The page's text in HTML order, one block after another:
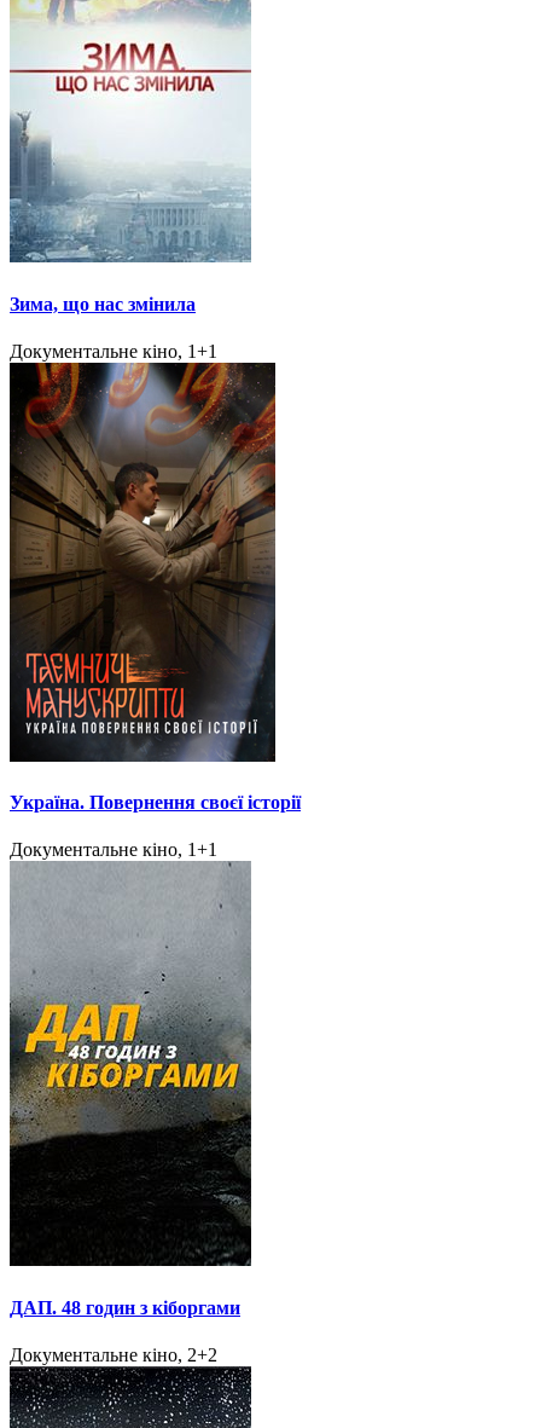
Зима, що нас змінила
Документальне кіно, 1+1
Україна. Повернення своєї історії
Документальне кіно, 1+1
ДАП. 48 годин з кіборгами
Документальне кіно, 2+2